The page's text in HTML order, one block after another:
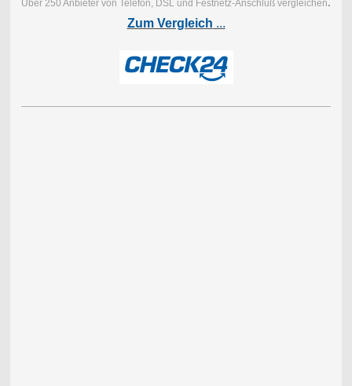
Über 250 Anbieter von Telefon, DSL und Festnetz-Anschluß vergleichen
Zum Vergleich ...